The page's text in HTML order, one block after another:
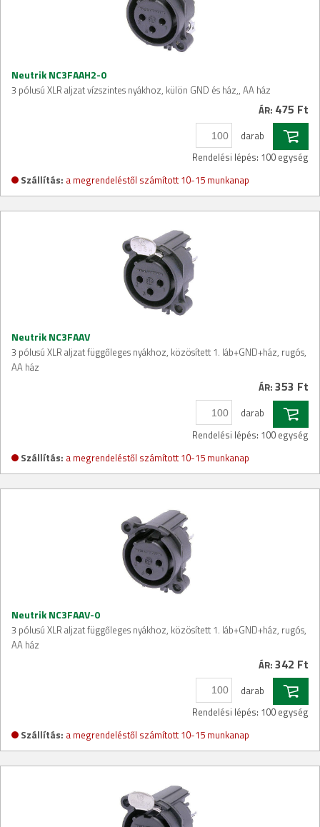
Neutrik NC3FAAH2-0
3 pólusú XLR aljzat vízszintes nyákhoz, külön GND és ház,, AA ház
ÁR: 475 Ft
darab
Rendelési lépés: 100 egység
Szállítás: a megrendeléstől számított 10-15 munkanap
Neutrik NC3FAAV
3 pólusú XLR aljzat függőleges nyákhoz, közösített 1. láb+GND+ház, rugós,
AA ház
ÁR: 353 Ft
darab
Rendelési lépés: 100 egység
Szállítás: a megrendeléstől számított 10-15 munkanap
Neutrik NC3FAAV-0
3 pólusú XLR aljzat függőleges nyákhoz, közösített 1. láb+GND+ház, rugós,
AA ház
ÁR: 342 Ft
darab
Rendelési lépés: 100 egység
Szállítás: a megrendeléstől számított 10-15 munkanap